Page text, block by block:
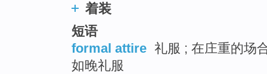
着装
短语
formal attire 礼服 ; 在庄重的场
如晚礼服